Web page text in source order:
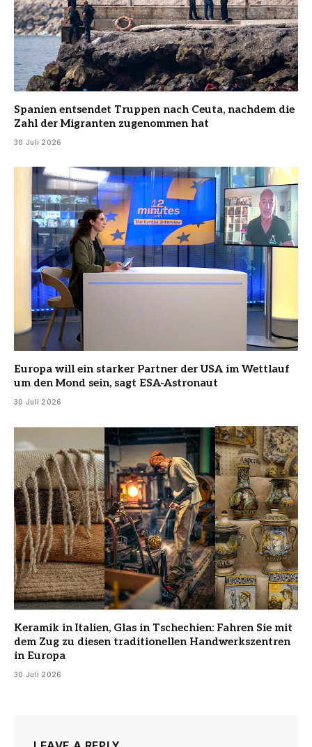
Spanien entsendet Truppen nach Ceuta, nachdem die
Zahl der Migranten zugenommen hat
30 Juli 2026
Europa will ein starker Partner der USA im Wettlauf
um den Mond sein, sagt ESA-Astronaut
30 Juli 2026
Keramik in Italien, Glas in Tschechien: Fahren Sie mit
dem Zug zu diesen traditionellen Handwerkszentren
in Europa
30 Juli 2026